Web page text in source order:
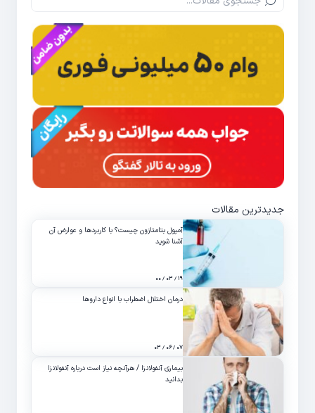
جدیدترین مقالات
آمپول بتامتازون چیست؟ با کاربردها و عوارض آن
آشنا شوید
۱۹ / ۰۳ / ۰۰
درمان اختلال اضطراب با انواع داروها
۰۷ / ۰۶ / ۰۳
بیماری آنفولانزا / هرآنچه نیاز است درباره آنفولانزا
بدانید